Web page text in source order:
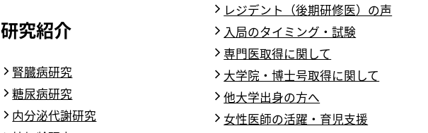
研究紹介
腎臓病研究
糖尿病研究
内分泌代謝研究
レジデント（後期研修医）の声
入局のタイミング・試験
専門医取得に関して
大学院・博士号取得に関して
他大学出身の方へ
女性医師の活躍・育児支援